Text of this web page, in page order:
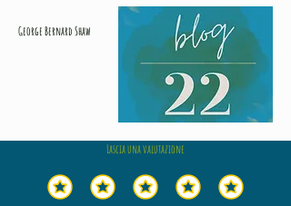
George Bernard Shaw
Lascia una valutazione